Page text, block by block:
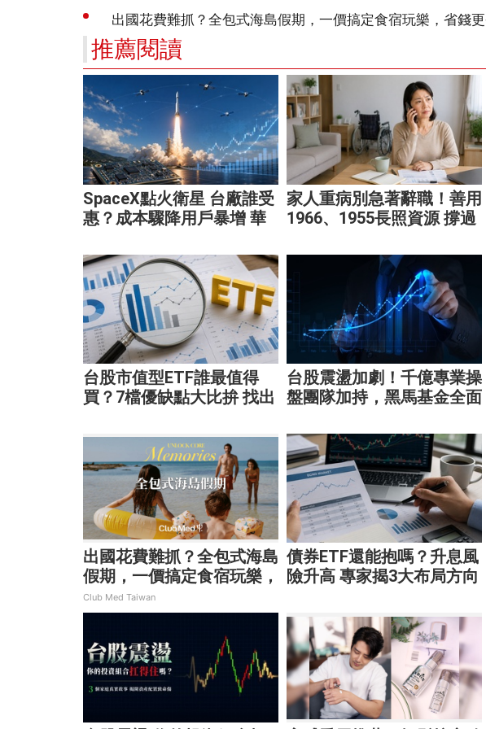
推薦閱讀
SpaceX點火衛星 台廠誰受
惠？成本驟降用戶暴增 華
家人重病別急著辭職！善用
1966、1955長照資源 撐過
台股市值型ETF誰最值得
買？7檔優缺點大比拚 找出
台股震盪加劇！千億專業操
盤團隊加持，黑馬基金全面
出國花費難抓？全包式海島
假期，一價搞定食宿玩樂，
省錢更省心！
Club Med Taiwan
債券ETF還能抱嗎？升息風
險升高 專家揭3大布局方向